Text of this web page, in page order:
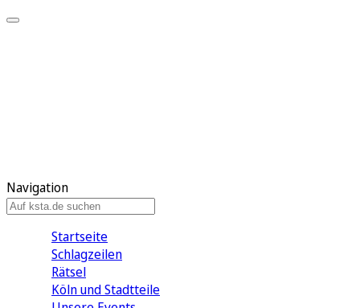
Navigation
Startseite
Schlagzeilen
Rätsel
Köln und Stadtteile